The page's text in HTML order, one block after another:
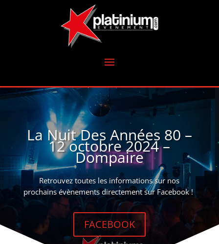
La Nuit Des Années 80 –
12 octobre 2024 –
Dompaire
Retrouvez toutes les informations sur nos
prochains évènements directement sur Facebook !
FACEBOOK